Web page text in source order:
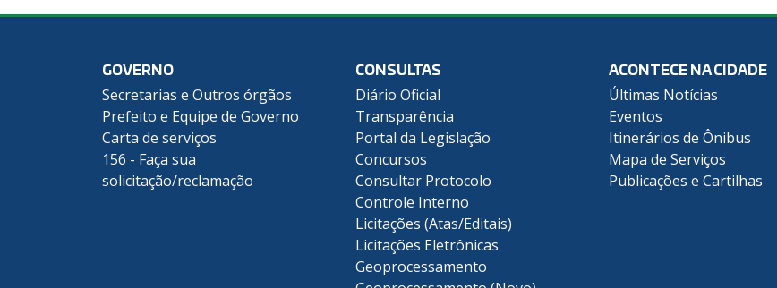
GOVERNO
Secretarias e Outros órgãos
Prefeito e Equipe de Governo
Carta de serviços
156 - Faça sua
solicitação/reclamação
CONSULTAS
Diário Oficial
Transparência
Portal da Legislação
Concursos
Consultar Protocolo
Controle Interno
Licitações (Atas/Editais)
Licitações Eletrônicas
Geoprocessamento
ACONTECE NA CIDADE
Últimas Notícias
Eventos
Itinerários de Ônibus
Mapa de Serviços
Publicações e Cartilhas